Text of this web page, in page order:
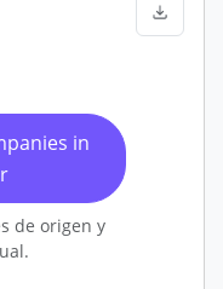
in
de origen y